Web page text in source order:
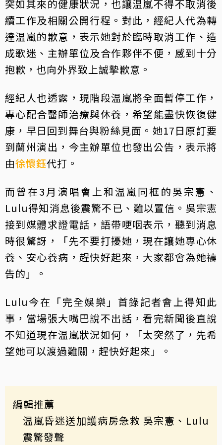
突如其來的健康狀況，也讓温嵐不得不取消後
續工作及相關公開行程。對此，經紀人代為轉
達温嵐的歉意，表示她對於臨時取消工作、造
成歌迷、主辦單位及合作夥伴不便，感到十分
抱歉，也向外界致上誠摯歉意。
經紀人也透露，現階段温嵐將全面暫停工作，
專心配合醫師治療與休養，希望能盡快恢復健
康，早日回到舞台與粉絲見面。她17日原訂要
到蘭州演出，今主辦單位也發出公告，表示將
由徐懷鈺代打。
而曾在3月演唱會上和温嵐同框的吳宗憲、
Lulu得知消息後震驚不已、難以置信。吳宗憲
接到媒體求證電話，語帶哽咽表示，聽到消息
時很驚訝，「先不要打擾她，現在讓她專心休
養、安心養病，趕快好起來，大家都會為她禱
告的」。
Lulu今在「完全娛樂」首錄記者會上得知此
事，當場張大嘴巴說不出話，看完新聞後直說
不知道現在温嵐狀況如何，「太突然了，先希
望她可以渡過難關，趕快好起來」。
編輯推薦
温嵐昏迷送加護病房急救 吳宗憲、Lulu
震驚發聲